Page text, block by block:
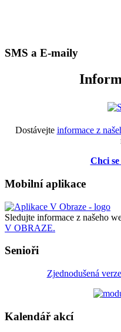
SMS a E-maily
Dostávejte informace z
Chci
Mobilní aplikace
Sledujte informace z našeho
V OBRAZE.
Senioři
Zjednodušená
Kalendář akcí